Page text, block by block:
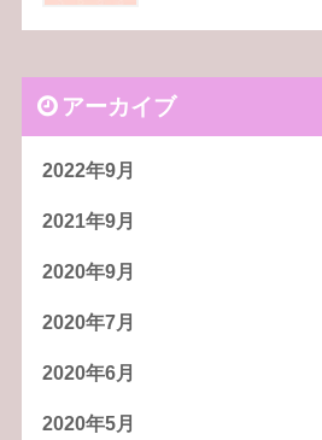
アーカイブ
2022年9月
2021年9月
2020年9月
2020年7月
2020年6月
2020年5月